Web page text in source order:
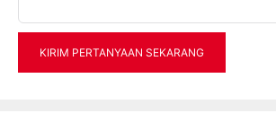
KIRIM PERTANYAAN SEKARANG